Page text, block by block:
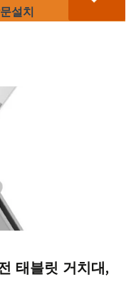
설치
태블릿 거치대,